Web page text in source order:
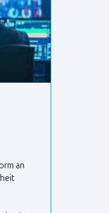
an